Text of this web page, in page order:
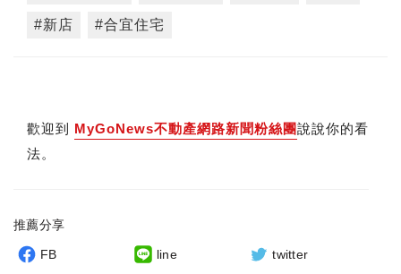
#新店 #合宜住宅
歡迎到 MyGoNews不動產網路新聞粉絲團說說你的看
法。
推薦分享
FB line twitter